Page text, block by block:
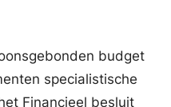
budget
specialistische
Financieel besluit